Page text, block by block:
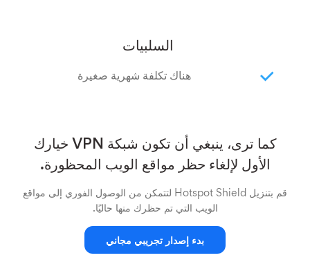
السلبيات
هناك تكلفة شهرية صغيرة
كما ترى، ينبغي أن تكون شبكة VPN خيارك
الأول لإلغاء حظر مواقع الويب المحظورة.
قم بتنزيل Hotspot Shield لتتمكن من الوصول الفوري إلى مواقع
الويب التي تم حظرك منها حاليًا.
بدء إصدار تجريبي مجاني